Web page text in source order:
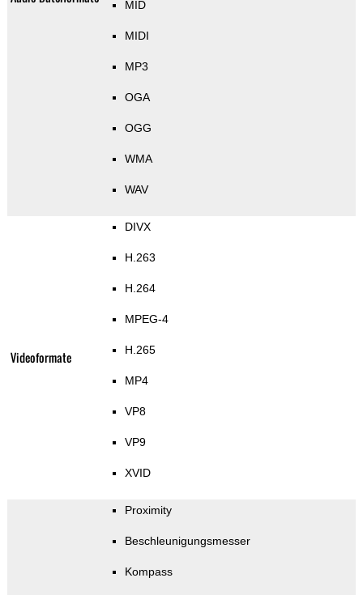
MID
MIDI
MP3
OGA
OGG
WMA
WAV
Videoformate
DIVX
H.263
H.264
MPEG-4
H.265
MP4
VP8
VP9
XVID
Proximity
Beschleunigungsmesser
Kompass